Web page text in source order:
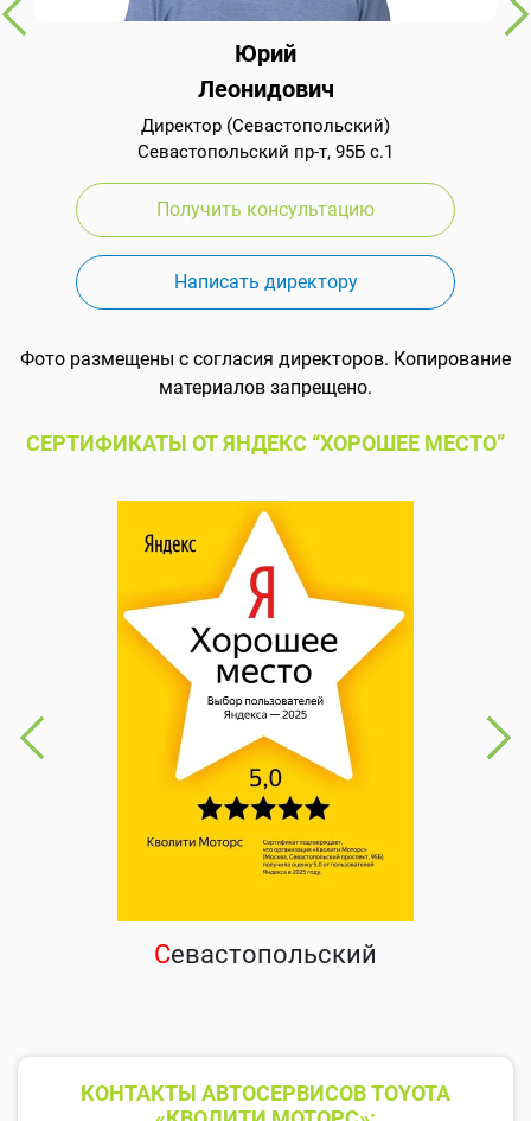
Юрий
Леонидович
Директор (Севастопольский)
Севастопольский пр-т, 95Б с.1
Получить консультацию
Написать директору
Фото размещены с согласия директоров. Копирование
материалов запрещено.
СЕРТИФИКАТЫ ОТ ЯНДЕКС “ХОРОШЕЕ МЕСТО”
Севастопольский
КОНТАКТЫ АВТОСЕРВИСОВ TOYOTA